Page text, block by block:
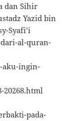
dan Sihir
Yazid bin
Syafi’i
al-quran-
aku-ingin-
20268.html
pada-